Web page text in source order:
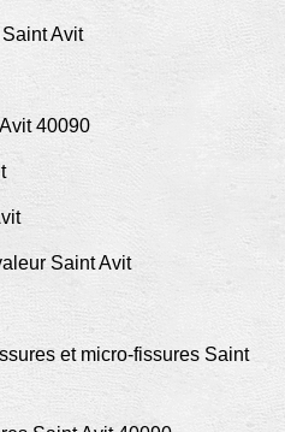
Avit
40090
Saint Avit
et micro-fissures Saint